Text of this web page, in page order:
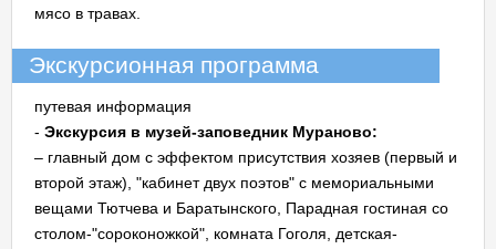
мясо в травах.
Экскурсионная программа
путевая информация
- Экскурсия в музей-заповедник Мураново:
– главный дом с эффектом присутствия хозяев (первый и
второй этаж), "кабинет двух поэтов" с мемориальными
вещами Тютчева и Баратынского, Парадная гостиная со
столом-"сороконожкой", комната Гоголя, детская-